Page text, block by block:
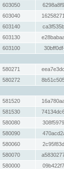
603050
603040
603140
603130
603100
580271
580272
581520
581530
580080
580090
580060
580070
580000